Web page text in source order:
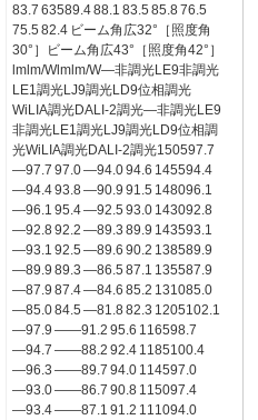
83.7 63589.4 88.1 83.5 85.8 76.5
75.5 82.4 ビーム角広32°［照度角
30°］ビーム角広43°［照度角42°］
lmlm/Wlmlm/W―非調光LE9非調光
LE1調光LJ9調光LD9位相調光
WiLIA調光DALI-2調光―非調光LE9
非調光LE1調光LJ9調光LD9位相調
光WiLIA調光DALI-2調光150597.7
―97.7 97.0 ―94.0 94.6 145594.4
―94.4 93.8 ―90.9 91.5 148096.1
―96.1 95.4 ―92.5 93.0 143092.8
―92.8 92.2 ―89.3 89.9 143593.1
―93.1 92.5 ―89.6 90.2 138589.9
―89.9 89.3 ―86.5 87.1 135587.9
―87.9 87.4 ―84.6 85.2 131085.0
―85.0 84.5 ―81.8 82.3 1205102.1
―97.9 ――91.2 95.6 116598.7
―94.7 ――88.2 92.4 1185100.4
―96.3 ――89.7 94.0 114597.0
―93.0 ――86.7 90.8 115097.4
―93.4 ――87.1 91.2 111094.0